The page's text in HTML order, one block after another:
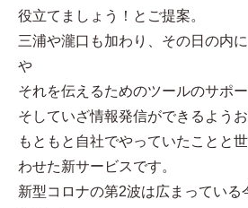
役立てましょう！とご提案。
三浦や瀧口も加わり、その日の内
や
それを伝えるためのツールのサポー
そしていざ情報発信ができるよう
もともと自社でやっていたことと
わせた新サービスです。
新型コロナの第2波は広まっている